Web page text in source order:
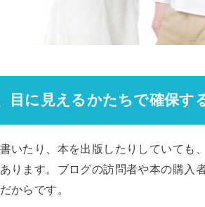
目に見えるかたちで確保す
いたり、本を出版したりしていても
ります。ブログの訪問者や本の購入
からです。